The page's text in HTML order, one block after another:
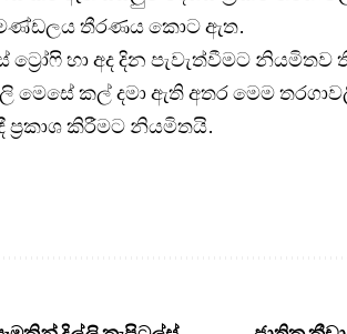
තීරණය කොට ඇත.
හා අද දින පැවැත්වීමට නියමිතව
මෙසේ කල් දමා ඇති අතර මෙම
ප්‍රකාශ කිරීමට නියමිතයි.